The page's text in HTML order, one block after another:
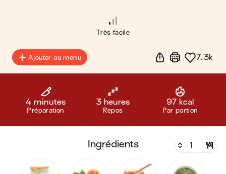
Très facile
Ajouter au menu 7.3k
4 minutes
Préparation
3 heures
Repos
97 kcal
Par portion
ingrédients